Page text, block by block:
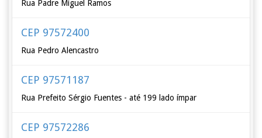
Rua Padre Miguel Ramos
CEP 97572400
Rua Pedro Alencastro
CEP 97571187
Rua Prefeito Sérgio Fuentes - até 199 lado ímpar
CEP 97572286